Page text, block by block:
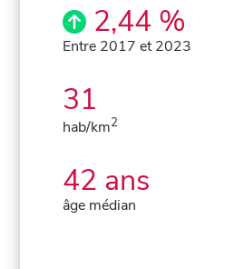
2,44 %
Entre 2017 et 2023
31
hab/km2
42 ans
âge médian